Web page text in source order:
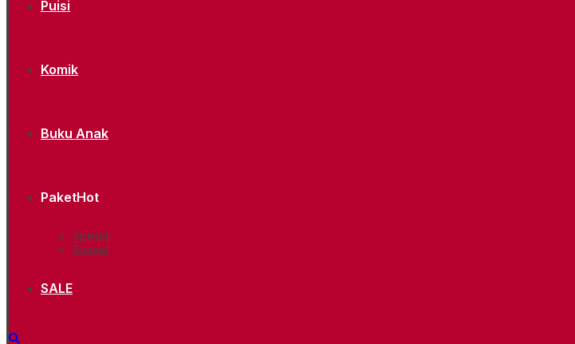
Puisi
Komik
Buku Anak
PaketHot
Spesial
Boxset
SALE